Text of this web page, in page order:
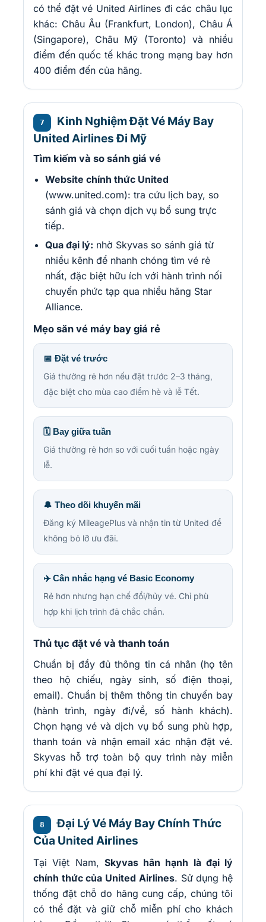
có thể đặt vé United Airlines đi các châu lục
khác: Châu Âu (Frankfurt, London), Châu Á
(Singapore), Châu Mỹ (Toronto) và nhiều
điểm đến quốc tế khác trong mạng bay hơn
400 điểm đến của hãng.
7
Kinh Nghiệm Đặt Vé Máy Bay
United Airlines Đi Mỹ
Tìm kiếm và so sánh giá vé
Website chính thức United
(www.united.com): tra cứu lịch bay, so
sánh giá và chọn dịch vụ bổ sung trực
tiếp.
Qua đại lý: nhờ Skyvas so sánh giá từ
nhiều kênh để nhanh chóng tìm vé rẻ
nhất, đặc biệt hữu ích với hành trình nối
chuyến phức tạp qua nhiều hãng Star
Alliance.
Mẹo săn vé máy bay giá rẻ
📅 Đặt vé trước
Giá thường rẻ hơn nếu đặt trước 2–3 tháng,
đặc biệt cho mùa cao điểm hè và lễ Tết.
🗓️ Bay giữa tuần
Giá thường rẻ hơn so với cuối tuần hoặc ngày
lễ.
🔔 Theo dõi khuyến mãi
Đăng ký MileagePlus và nhận tin từ United để
không bỏ lỡ ưu đãi.
✈️ Cân nhắc hạng vé Basic Economy
Rẻ hơn nhưng hạn chế đổi/hủy vé. Chỉ phù
hợp khi lịch trình đã chắc chắn.
Thủ tục đặt vé và thanh toán
Chuẩn bị đầy đủ thông tin cá nhân (họ tên
theo hộ chiếu, ngày sinh, số điện thoại,
email). Chuẩn bị thêm thông tin chuyến bay
(hành trình, ngày đi/về, số hành khách).
Chọn hạng vé và dịch vụ bổ sung phù hợp,
thanh toán và nhận email xác nhận đặt vé.
Skyvas hỗ trợ toàn bộ quy trình này miễn
phí khi đặt vé qua đại lý.
8
Đại Lý Vé Máy Bay Chính Thức
Của United Airlines
Tại Việt Nam, Skyvas hân hạnh là đại lý
chính thức của United Airlines. Sử dụng hệ
thống đặt chỗ do hãng cung cấp, chúng tôi
có thể đặt và giữ chỗ miễn phí cho khách